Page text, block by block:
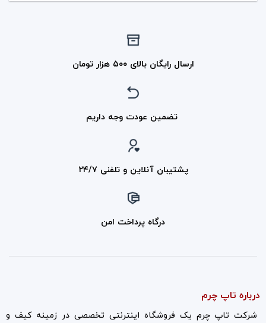
ارسال رایگان بالای ۵۰۰ هزار تومان
تضمین عودت وجه داریم
پشتیبان آنلاین و تلفنی ۲۴/۷
درگاه پرداخت امن
درباره تاپ چرم
شرکت تاپ چرم یک فروشگاه اینترنتی تخصصی در زمینه کیف و